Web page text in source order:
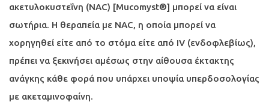
ακετυλοκυστεΐνη (NAC) [Mucomyst®] μπορεί να είναι
σωτήρια. Η θεραπεία με NAC, η οποία μπορεί να
χορηγηθεί είτε από το στόμα είτε από IV (ενδοφλεβίως),
πρέπει να ξεκινήσει αμέσως στην αίθουσα έκτακτης
ανάγκης κάθε φορά που υπάρχει υποψία υπερδοσολογίας
με ακεταμινοφαίνη.